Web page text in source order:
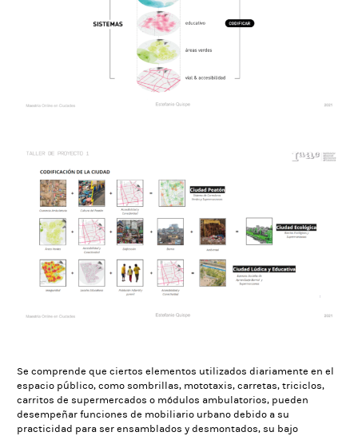
Se comprende que ciertos elementos utilizados diariamente en el
espacio público, como sombrillas, mototaxis, carretas, triciclos,
carritos de supermercados o módulos ambulatorios, pueden
desempeñar funciones de mobiliario urbano debido a su
practicidad para ser ensamblados y desmontados, su bajo